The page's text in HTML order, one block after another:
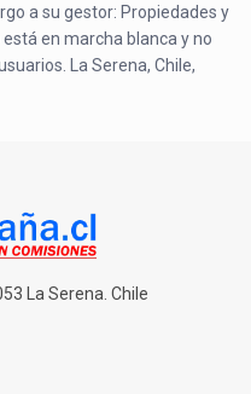
a su gestor: Propiedades y
en marcha blanca y no
La Serena, Chile,
La Serena. Chile